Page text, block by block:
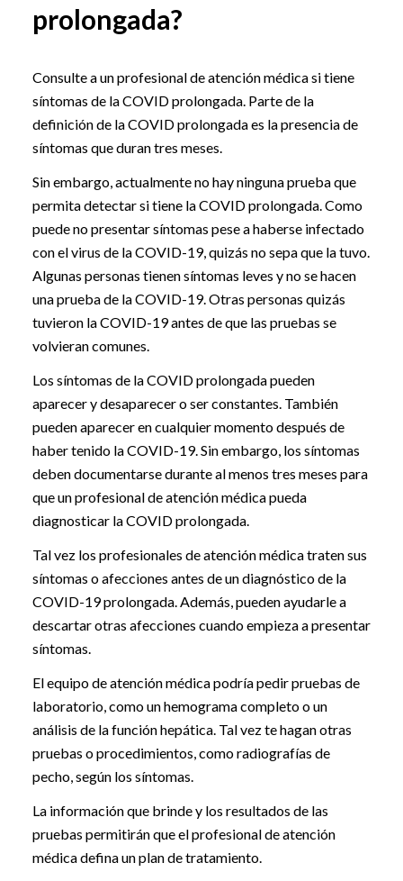
prolongada?
Consulte a un profesional de atención médica si tiene
síntomas de la COVID prolongada. Parte de la
definición de la COVID prolongada es la presencia de
síntomas que duran tres meses.
Sin embargo, actualmente no hay ninguna prueba que
permita detectar si tiene la COVID prolongada. Como
puede no presentar síntomas pese a haberse infectado
con el virus de la COVID-19, quizás no sepa que la tuvo.
Algunas personas tienen síntomas leves y no se hacen
una prueba de la COVID-19. Otras personas quizás
tuvieron la COVID-19 antes de que las pruebas se
volvieran comunes.
Los síntomas de la COVID prolongada pueden
aparecer y desaparecer o ser constantes. También
pueden aparecer en cualquier momento después de
haber tenido la COVID-19. Sin embargo, los síntomas
deben documentarse durante al menos tres meses para
que un profesional de atención médica pueda
diagnosticar la COVID prolongada.
Tal vez los profesionales de atención médica traten sus
síntomas o afecciones antes de un diagnóstico de la
COVID-19 prolongada. Además, pueden ayudarle a
descartar otras afecciones cuando empieza a presentar
síntomas.
El equipo de atención médica podría pedir pruebas de
laboratorio, como un hemograma completo o un
análisis de la función hepática. Tal vez te hagan otras
pruebas o procedimientos, como radiografías de
pecho, según los síntomas.
La información que brinde y los resultados de las
pruebas permitirán que el profesional de atención
médica defina un plan de tratamiento.